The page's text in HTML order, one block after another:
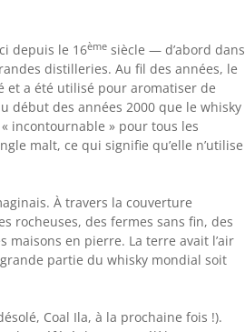
depuis le 16ème siècle — d’abord dans
distilleries. Au fil des années, le
et a été utilisé pour aromatiser de
début des années 2000 que le whisky
incontournable » pour tous les
malt, ce qui signifie qu’elle n’utilise
À travers la couverture
rocheuses, des fermes sans fin, des
maisons en pierre. La terre avait l’air
partie du whisky mondial soit
Coal Ila, à la prochaine fois !).